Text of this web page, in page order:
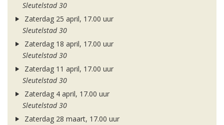
Sleutelstad 30
Zaterdag 25 april, 17.00 uur
Sleutelstad 30
Zaterdag 18 april, 17.00 uur
Sleutelstad 30
Zaterdag 11 april, 17.00 uur
Sleutelstad 30
Zaterdag 4 april, 17.00 uur
Sleutelstad 30
Zaterdag 28 maart, 17.00 uur